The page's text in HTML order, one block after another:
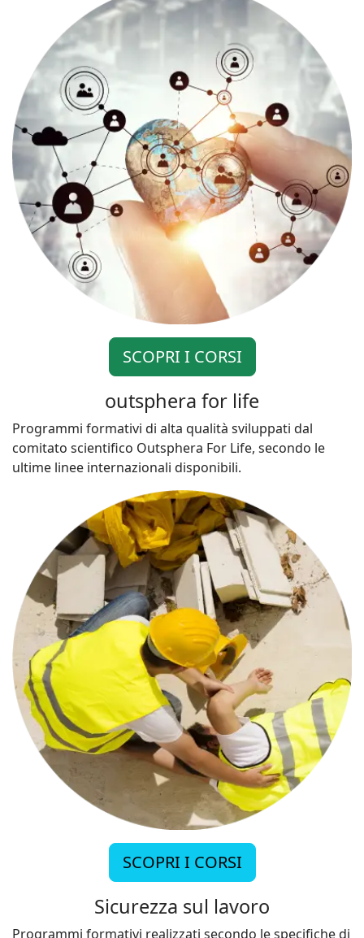
SCOPRI I CORSI
outsphera for life
Programmi formativi di alta qualità sviluppati dal
comitato scientifico Outsphera For Life, secondo le
ultime linee internazionali disponibili.
SCOPRI I CORSI
Sicurezza sul lavoro
Programmi formativi realizzati secondo le specifiche di